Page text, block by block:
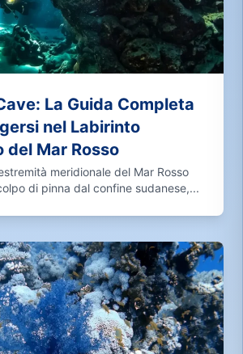
La Guida Completa
nel Labirinto
del Mar Rosso
meridionale del Mar Rosso
di pinna dal confine sudanese,...